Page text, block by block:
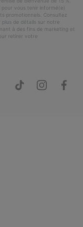
vous tenir informé(e)
promotionnels. Consultez
plus de détails sur notre
à des fins de marketing et
retirer votre